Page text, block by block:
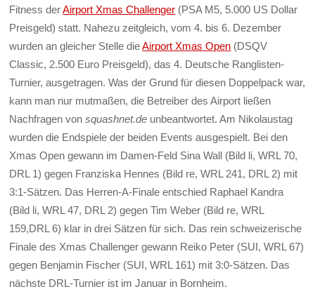
Fitness derAirport Xmas Challenger (PSA M5, 5.000 US Dollar
Preisgeld) statt. Nahezu zeitgleich, vom 4. bis 6. Dezember
wurden an gleicher Stelle dieAirport Xmas Open (DSQV
Classic, 2.500 Euro Preisgeld), das 4. Deutsche Ranglisten-
Turnier, ausgetragen. Was der Grund für diesen Doppelpack war,
kann man nur mutmaßen, die Betreiber des Airport ließen
Nachfragen vonsquashnet.de unbeantwortet. Am Nikolaustag
wurden die Endspiele der beiden Events ausgespielt. Bei den
Xmas Open gewann im Damen-Feld Sina Wall (Bild li, WRL 70,
DRL 1) gegen Franziska Hennes (Bild re, WRL 241, DRL 2) mit
3:1-Sätzen. Das Herren-A-Finale entschied Raphael Kandra
(Bild li, WRL 47, DRL 2) gegen Tim Weber (Bild re, WRL
159,DRL 6) klar in drei Sätzen für sich. Das rein schweizerische
Finale des Xmas Challenger gewann Reiko Peter (SUI, WRL 67)
gegen Benjamin Fischer (SUI, WRL 161) mit 3:0-Sätzen. Das
nächste DRL-Turnier ist im Januar in Bornheim.